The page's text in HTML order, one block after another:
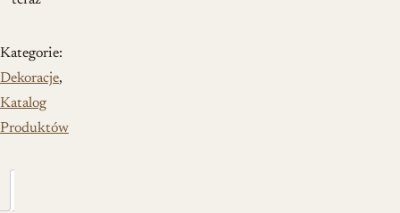
Kategorie:
Dekoracje,
Katalog
Produktów